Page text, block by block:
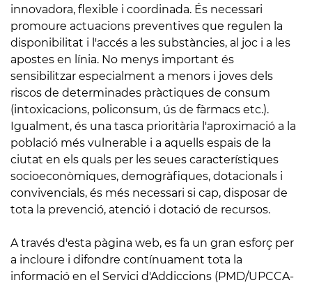
innovadora, flexible i coordinada. És necessari
promoure actuacions preventives que regulen la
disponibilitat i l'accés a les substàncies, al joc i a les
apostes en línia. No menys important és
sensibilitzar especialment a menors i joves dels
riscos de determinades pràctiques de consum
(intoxicacions, policonsum, ús de fàrmacs etc.).
Igualment, és una tasca prioritària l'aproximació a la
població més vulnerable i a aquells espais de la
ciutat en els quals per les seues característiques
socioeconòmiques, demogràfiques, dotacionals i
convivencials, és més necessari si cap, disposar de
tota la prevenció, atenció i dotació de recursos.
A través d'esta pàgina web, es fa un gran esforç per
a incloure i difondre contínuament tota la
informació en el Servici d'Addiccions (PMD/UPCCA-